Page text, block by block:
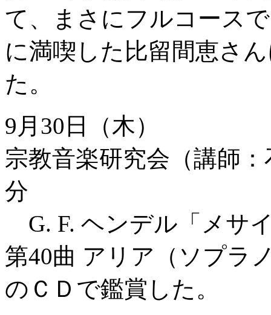
て、まさにフルコース
に満喫した比留間恵さ
た。
9月30日（木）
宗教音楽研究会（講師
分
G. F. ヘンデル「メサ
第40曲 アリア（ソプラ
のＣＤで鑑賞した。